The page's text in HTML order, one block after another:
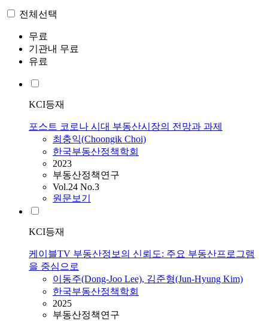
전체선택
무료
기관내 무료
유료
KCI등재
포스트 코로나 시대 부동산시장의 전망과 과제
최충익(Choongik Choi)
한국부동산정책학회
2023
부동산정책연구
Vol.24 No.3
원문보기
KCI등재
케이블TV 부동산정보의 신뢰도: 주요 부동산프로그램
을 중심으로
이동주(Dong-Joo Lee), 김준형(Jun-Hyung Kim)
한국부동산정책학회
2025
부동산정책연구